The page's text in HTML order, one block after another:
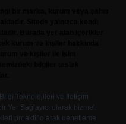
Teknolojileri ve İletişim
Yer Sağlayıcı olarak hizmet
proaktif olarak denetleme